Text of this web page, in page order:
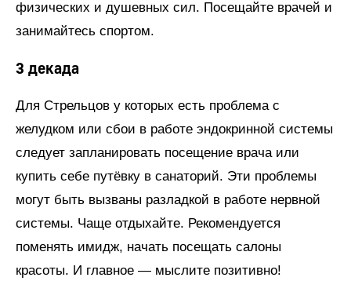
физических и душевных сил. Посещайте врачей и
занимайтесь спортом.
3 декада
Для Стрельцов у которых есть проблема с
желудком или сбои в работе эндокринной системы
следует запланировать посещение врача или
купить себе путёвку в санаторий. Эти проблемы
могут быть вызваны разладкой в работе нервной
системы. Чаще отдыхайте. Рекомендуется
поменять имидж, начать посещать салоны
красоты. И главное — мыслите позитивно!